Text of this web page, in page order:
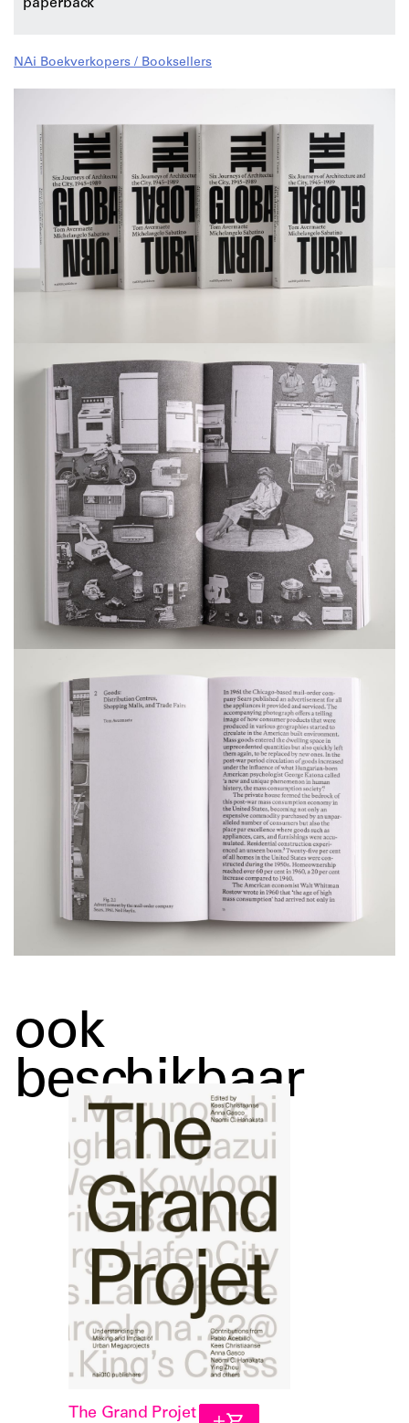
paperback
NAi Boekverkopers / Booksellers
ook
beschikbaar
The Grand Projet